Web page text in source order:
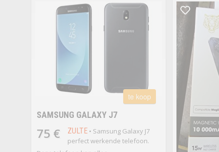
te koop
SAMSUNG GALAXY J7
75 € ZULTE• Samsung Galaxy J7
perfect werkende telefoon.